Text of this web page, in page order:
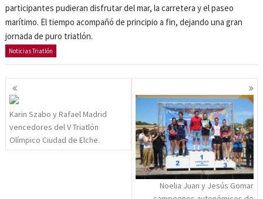
participantes pudieran disfrutar del mar, la carretera y el paseo
marítimo. El tiempo acompañó de principio a fin, dejando una gran
jornada de puro triatlón.
Noticias Triatlón
Navegación
de
entradas
Karin Szabo y Rafael Madrid
vencedores del V Triatlón
Olímpico Ciudad de Elche.
Noelia Juan y Jesús Gomar